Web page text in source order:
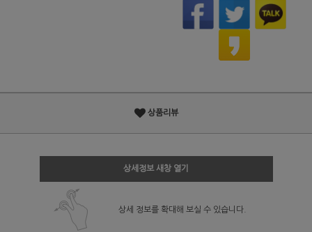
상품리뷰
상세정보 새창 열기
상세 정보를 확대해 보실 수 있습니다.